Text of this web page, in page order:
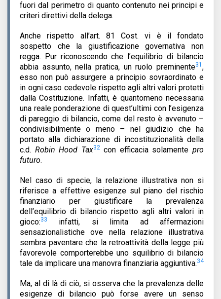
fuori dal perimetro di quanto contenuto nei principi e
criteri direttivi della delega.
Anche rispetto all’art. 81 Cost. vi è il fondato
sospetto che la giustificazione governativa non
regga. Pur riconoscendo che l’equilibrio di bilancio
abbia assunto, nella pratica, un ruolo preminente31 ,
esso non può assurgere a principio sovraordinato e
in ogni caso cedevole rispetto agli altri valori protetti
dalla Costituzione. Infatti, è quantomeno necessaria
una reale ponderazione di quest’ultimi con l’esigenza
di pareggio di bilancio, come del resto è avvenuto –
condivisibilmente o meno – nel giudizio che ha
portato alla dichiarazione di incostituzionalità della
c.d. Robin Hood Tax32con efficacia solamentepro
futuro.
Nel caso di specie, la relazione illustrativa non si
riferisce a effettive esigenze sul piano del rischio
finanziario per giustificare la prevalenza
dell’equilibrio di bilancio rispetto agli altri valori in
gioco:33
infatti, si limita ad affermazioni
sensazionalistiche ove nella relazione illustrativa
sembra paventare che la retroattività della legge più
favorevole comporterebbe uno squilibrio di bilancio
tale da implicare una manovra finanziaria aggiuntiva.34
Ma, al di là di ciò, si osserva che la prevalenza delle
esigenze di bilancio può forse avere un senso